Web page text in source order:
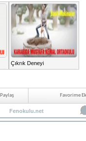
Çıkrık Deneyi
Paylaş Favorime
Fenokulu.net